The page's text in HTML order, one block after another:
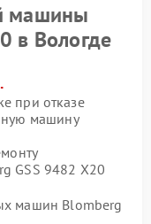
машины
в Вологде
при отказе
машину
GSS 9482 X20
машин Blomberg